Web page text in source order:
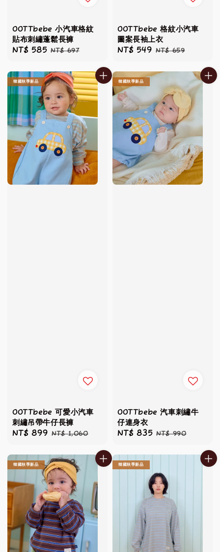
OOTTbebe 小汽車格紋
貼布刺繡蓬鬆長褲
Sale
NT$ 585 Regular
NT$ 697
OOTTbebe 格紋小汽車
圖案長袖上衣
Sale
NT$ 549 Regular
NT$ 659
韓國秋季新品
OOTTbebe 可愛小汽車
刺繡吊帶牛仔長褲
Sale
NT$ 899 Regular
NT$ 1,060
韓國秋季新品
OOTTbebe 汽車刺繡牛
仔連身衣
Sale
NT$ 835 Regular
NT$ 990
韓國秋季新品 韓國秋季新品